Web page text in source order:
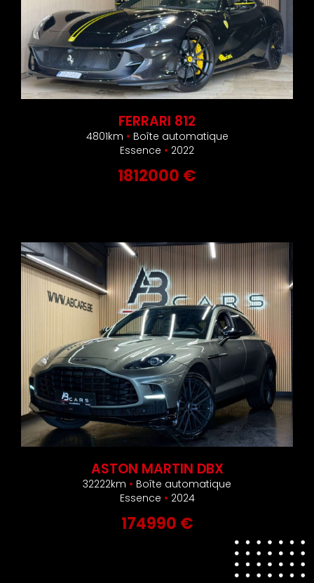
FERRARI 812
4801km • Boîte automatique
Essence • 2022
1812000 €
ASTON MARTIN DBX
32222km • Boîte automatique
Essence • 2024
174990 €